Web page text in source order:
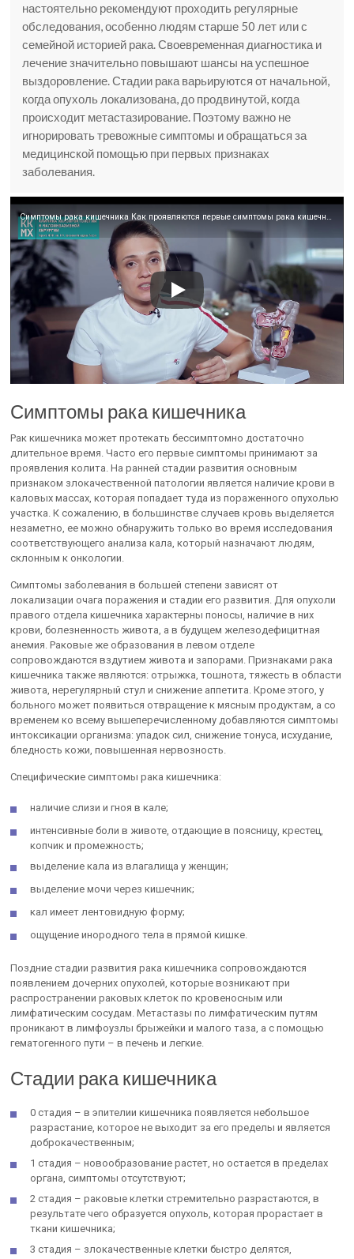
настоятельно рекомендуют проходить регулярные
обследования, особенно людям старше 50 лет или с
семейной историей рака. Своевременная диагностика и
лечение значительно повышают шансы на успешное
выздоровление. Стадии рака варьируются от начальной,
когда опухоль локализована, до продвинутой, когда
происходит метастазирование. Поэтому важно не
игнорировать тревожные симптомы и обращаться за
медицинской помощью при первых признаках
заболевания.
Симптомы рака кишечника Как проявляются первые симптомы рака кишечника Колопроктология
Симптомы рака кишечника
Рак кишечника может протекать бессимптомно достаточно
длительное время. Часто его первые симптомы принимают за
проявления колита. На ранней стадии развития основным
признаком злокачественной патологии является наличие крови в
каловых массах, которая попадает туда из пораженного опухолью
участка. К сожалению, в большинстве случаев кровь выделяется
незаметно, ее можно обнаружить только во время исследования
соответствующего анализа кала, который назначают людям,
склонным к онкологии.
Симптомы заболевания в большей степени зависят от
локализации очага поражения и стадии его развития. Для опухоли
правого отдела кишечника характерны поносы, наличие в них
крови, болезненность живота, а в будущем железодефицитная
анемия. Раковые же образования в левом отделе
сопровождаются вздутием живота и запорами. Признаками рака
кишечника также являются: отрыжка, тошнота, тяжесть в области
живота, нерегулярный стул и снижение аппетита. Кроме этого, у
больного может появиться отвращение к мясным продуктам, а со
временем ко всему вышеперечисленному добавляются симптомы
интоксикации организма: упадок сил, снижение тонуса, исхудание,
бледность кожи, повышенная нервозность.
Специфические симптомы рака кишечника:
наличие слизи и гноя в кале;
интенсивные боли в животе, отдающие в поясницу, крестец,
копчик и промежность;
выделение кала из влагалища у женщин;
выделение мочи через кишечник;
кал имеет лентовидную форму;
ощущение инородного тела в прямой кишке.
Поздние стадии развития рака кишечника сопровождаются
появлением дочерних опухолей, которые возникают при
распространении раковых клеток по кровеносным или
лимфатическим сосудам. Метастазы по лимфатическим путям
проникают в лимфоузлы брыжейки и малого таза, а с помощью
гематогенного пути – в печень и легкие.
Стадии рака кишечника
0 стадия – в эпителии кишечника появляется небольшое
разрастание, которое не выходит за его пределы и является
доброкачественным;
1 стадия – новообразование растет, но остается в пределах
органа, симптомы отсутствуют;
2 стадия – раковые клетки стремительно разрастаются, в
результате чего образуется опухоль, которая прорастает в
ткани кишечника;
3 стадия – злокачественные клетки быстро делятся,